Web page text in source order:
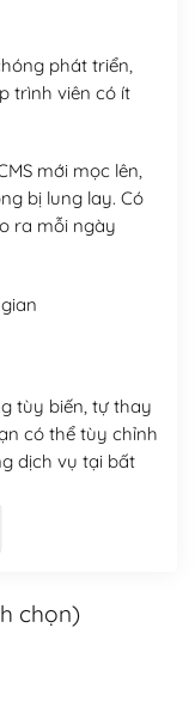
phát triển,
trình viên có ít
mới mọc lên,
bị lung lay. Có
ra mỗi ngày
tùy biến, tự thay
có thể tùy chỉnh
dịch vụ tại bất
và hosting để
chọn)